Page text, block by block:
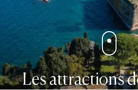
Contact
Les attractions